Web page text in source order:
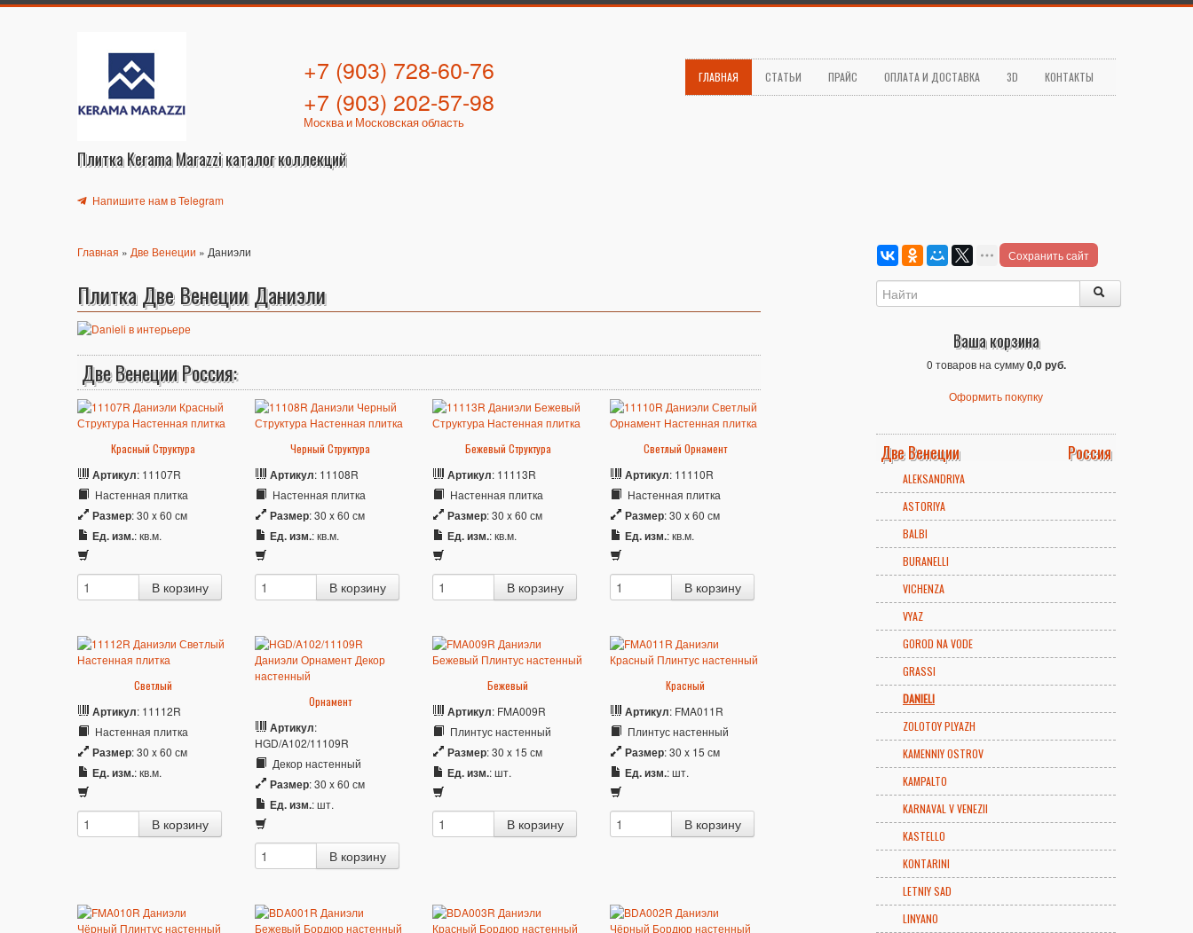
Плитка Kerama Marazzi каталог коллекций
+7 (903) 728-60-76
+7 (903) 202-57-98
Москва и Московская область
Напишите нам в Telegram
ГЛАВНАЯ СТАТЬИ ПРАЙС ОПЛАТА И ДОСТАВКА 3D КОНТАКТЫ
Главная » Две Венеции » Даниэли
Плитка Две Венеции Даниэли
Две Венеции Россия:
Красный Структура
Артикул: 11107R
Настенная плитка
Размер: 30 x 60 см
Ед. изм.: кв.м.
Черный Структура
Артикул: 11108R
Настенная плитка
Размер: 30 x 60 см
Ед. изм.: кв.м.
Бежевый Структура
Артикул: 11113R
Настенная плитка
Размер: 30 x 60 см
Ед. изм.: кв.м.
Светлый Орнамент
Артикул: 11110R
Настенная плитка
Размер: 30 x 60 см
Ед. изм.: кв.м.
Светлый
Артикул: 11112R
Настенная плитка
Размер: 30 x 60 см
Ед. изм.: кв.м.
Орнамент
Артикул:
HGD/A102/11109R
Декор настенный
Размер: 30 x 60 см
Ед. изм.: шт.
Бежевый
Артикул: FMA009R
Плинтус настенный
Размер: 30 x 15 см
Ед. изм.: шт.
Красный
Артикул: FMA011R
Плинтус настенный
Размер: 30 x 15 см
Ед. изм.: шт.
Сохранить сайт
Ваша корзина
0 товаров на сумму0,0 руб.
Оформить покупку
Две Венеции Россия
ALEKSANDRIYA
ASTORIYA
BALBI
BURANELLI
VICHENZA
VYAZ
GOROD NA VODE
GRASSI
DANIELI
ZOLOTOY PLYAZH
KAMENNIY OSTROV
KAMPALTO
KARNAVAL V VENEZII
KASTELLO
KONTARINI
LETNIY SAD
LINYANO